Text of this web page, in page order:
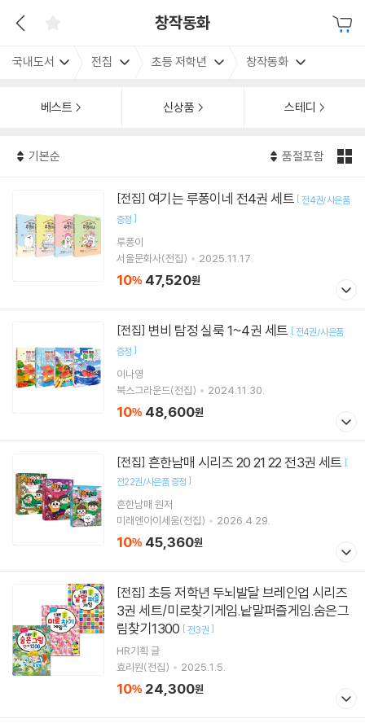
창작동화
국내도서 전집 초등 저학년 창작동화
베스트 신상품 스테디
기본순 품절포함
[전집] 여기는 루퐁이네 전4권 세트 [ 전4권/사은품
증정 ]
루퐁이
서울문화사(전집)
2025.11.17.
10% 47,520원
[전집] 변비 탐정 실룩 1~4권 세트 [ 전4권/사은품
증정 ]
이나영
북스그라운드(전집)
2024.11.30.
10% 48,600원
[전집] 흔한남매 시리즈 20 21 22 전3권 세트 [
전22권/사은품 증정 ]
흔한남매 원저
미래엔아이세움(전집)
2026.4.29.
10% 45,360원
[전집]
3권 세트/미로찾기게임.낱말퍼즐게임.숨은그
림찾기1300 [ 전3권 ]
HR기획 글
효리원(전집)
2025.1.5.
10% 24,300원